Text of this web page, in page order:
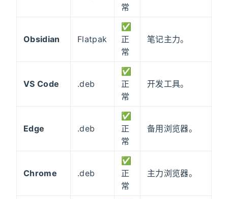
常
Obsidian Flatpak
✅
正
常
笔记主力。
VS Code .deb
✅
正
常
开发工具。
Edge .deb
✅
正
常
备用浏览器。
Chrome .deb
✅
正
常
主力浏览器。